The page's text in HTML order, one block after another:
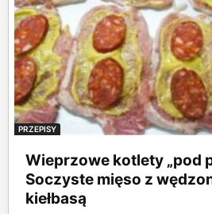
PRZEPISY
Wieprzowe kotlety „pod
Soczyste mięso z
kiełbasą